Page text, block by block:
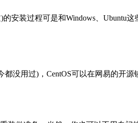
的安装过程可是和Windows、
没用过)，CentOS可以在网易的开源